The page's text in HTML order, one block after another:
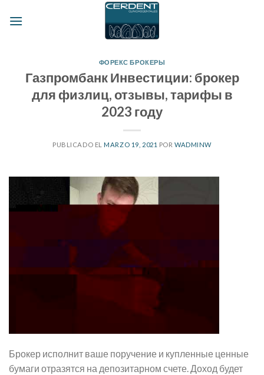
ФОРЕКС БРОКЕРЫ
Газпромбанк Инвестиции: брокер
для физлиц, отзывы, тарифы в
2023 году
PUBLICADO ELMARZO 19, 2021 POR WADMINW
Брокер исполнит ваше поручение и купленные ценные
бумаги отразятся на депозитарном счете. Доход будет